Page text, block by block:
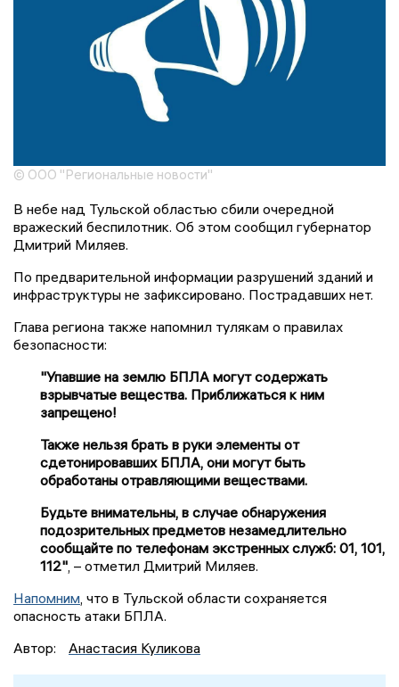
© ООО "Региональные новости"
В небе над Тульской областью сбили очередной
вражеский беспилотник. Об этом сообщил губернатор
Дмитрий Миляев.
По предварительной информации разрушений зданий и
инфраструктуры не зафиксировано. Пострадавших нет.
Глава региона также напомнил тулякам о правилах
безопасности:
"Упавшие на землю БПЛА могут содержать
взрывчатые вещества. Приближаться к ним
запрещено!
Также нельзя брать в руки элементы от
сдетонировавших БПЛА, они могут быть
обработаны отравляющими веществами.
Будьте внимательны, в случае обнаружения
подозрительных предметов незамедлительно
сообщайте по телефонам экстренных служб: 01, 101,
112" , – отметил Дмитрий Миляев.
Напомним , что в Тульской области сохраняется
опасность атаки БПЛА.
Автор:
Анастасия Куликова